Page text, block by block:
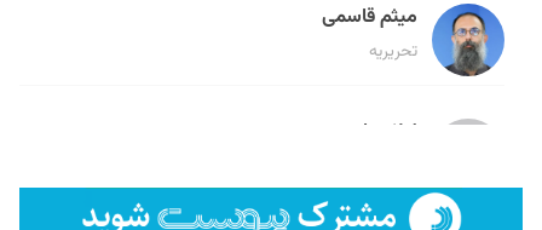
میثم قاسمی
تحریریه
لیلا حنارود